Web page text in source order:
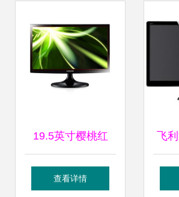
深度评测
19.5英寸樱桃红
LED液晶显示器 视
查看详情
飞
22